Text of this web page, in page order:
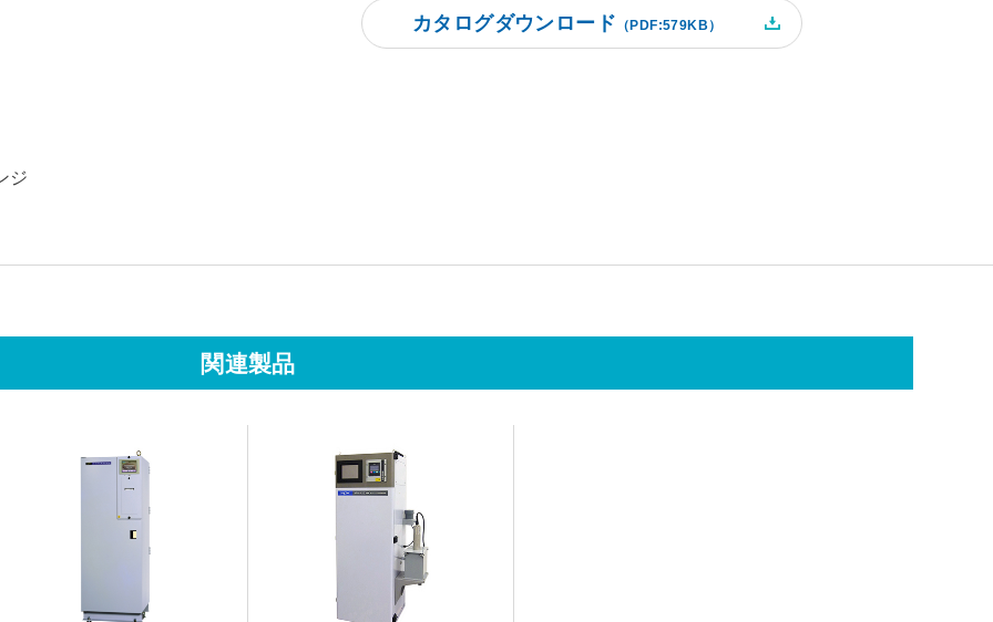
ジ
カタログダウンロード （PDF:579KB）
関連製品